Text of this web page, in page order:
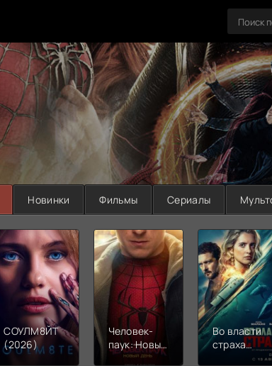
Новинки Фильмы Сериалы
СОУЛМ8ЙТ
(2026)
Человек-
паук: Новый
день (2026)
Во власти
страха